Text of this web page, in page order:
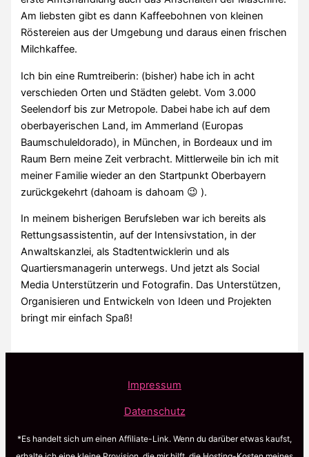
Am liebsten gibt es dann Kaffeebohnen von kleinen
Röstereien aus der Umgebung und daraus einen frischen
Milchkaffee.
Ich bin eine Rumtreiberin: (bisher) habe ich in acht
verschieden Orten und Städten gelebt. Vom 3.000
Seelendorf bis zur Metropole. Dabei habe ich auf dem
oberbayerischen Land, im Ammerland (Europas
Baumschuleldorado), in München, in Bordeaux und im
Raum Bern meine Zeit verbracht. Mittlerweile bin ich mit
meiner Familie wieder an den Startpunkt Oberbayern
zurückgekehrt (dahoam is dahoam 😉 ).
In meinem bisherigen Berufsleben war ich bereits als
Rettungsassistentin, auf der Intensivstation, in der
Anwaltskanzlei, als Stadtentwicklerin und als
Quartiersmanagerin unterwegs. Und jetzt als Social
Media Unterstützerin und Fotografin. Das Unterstützen,
Organisieren und Entwickeln von Ideen und Projekten
bringt mir einfach Spaß!
Impressum
Datenschutz
*Es handelt sich um einen Affiliate-Link. Wenn du darüber etwas kaufst,